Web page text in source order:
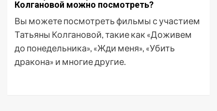
Колгановой можно посмотреть?
Вы можете посмотреть фильмы с участием
Татьяны Колгановой, такие как «Доживем
до понедельника», «Жди меня», «Убить
дракона» и многие другие.